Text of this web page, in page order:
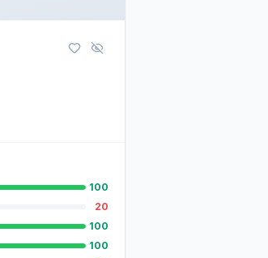
100
20
100
100